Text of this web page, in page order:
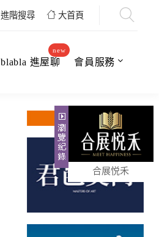
合展悦禾
進階搜尋 大首頁
blabla 進屋聊
new
會員服務
雅臨曜 一品莊園2